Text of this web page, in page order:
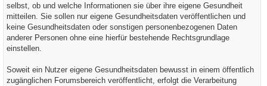
selbst, ob und welche Informationen sie über ihre eigene Gesundheit
mitteilen. Sie sollen nur eigene Gesundheitsdaten veröffentlichen und
keine Gesundheitsdaten oder sonstigen personenbezogenen Daten
anderer Personen ohne eine hierfür bestehende Rechtsgrundlage
einstellen.
Soweit ein Nutzer eigene Gesundheitsdaten bewusst in einem öffentlich
zugänglichen Forumsbereich veröffentlicht, erfolgt die Verarbeitung